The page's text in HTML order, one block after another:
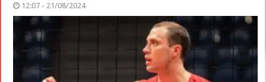
12:07 - 21/08/2024